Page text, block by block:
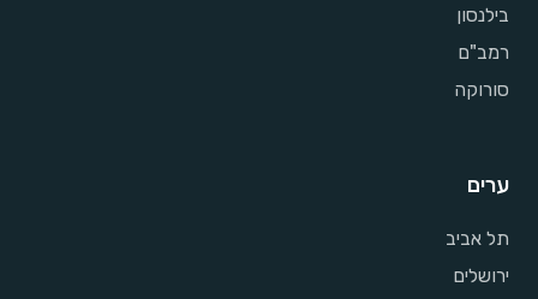
בילנסון
רמב"ם
סורוקה
ערים
תל אביב
ירושלים